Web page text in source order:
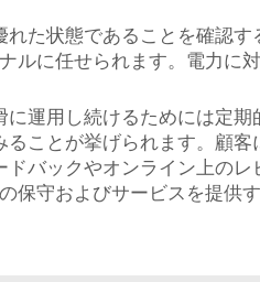
た状態であることを確認す
ルに任せられます。電力に
運用し続けるためには定期
ことが挙げられます。顧客
バックやオンライン上のレ
保守およびサービスを提供